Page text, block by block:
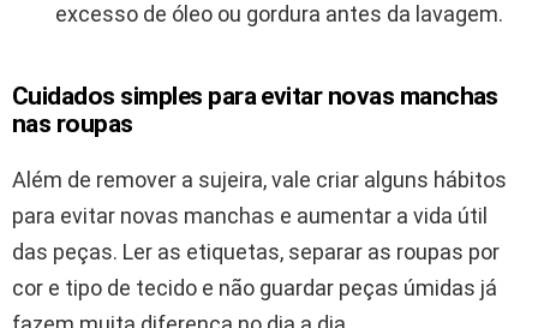
excesso de óleo ou gordura antes da lavagem.
Cuidados simples para evitar novas manchas
nas roupas
Além de remover a sujeira, vale criar alguns hábitos
para evitar novas manchas e aumentar a vida útil
das peças. Ler as etiquetas, separar as roupas por
cor e tipo de tecido e não guardar peças úmidas já